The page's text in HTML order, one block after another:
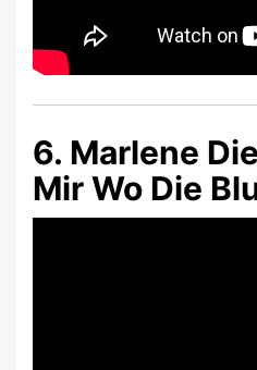
6. Marlene
Mir Wo Die